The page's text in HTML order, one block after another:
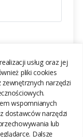
usług oraz jej
pliki cookies
narzędzi
wspomnianych
dostawców narzędzi
lub
Dalsze